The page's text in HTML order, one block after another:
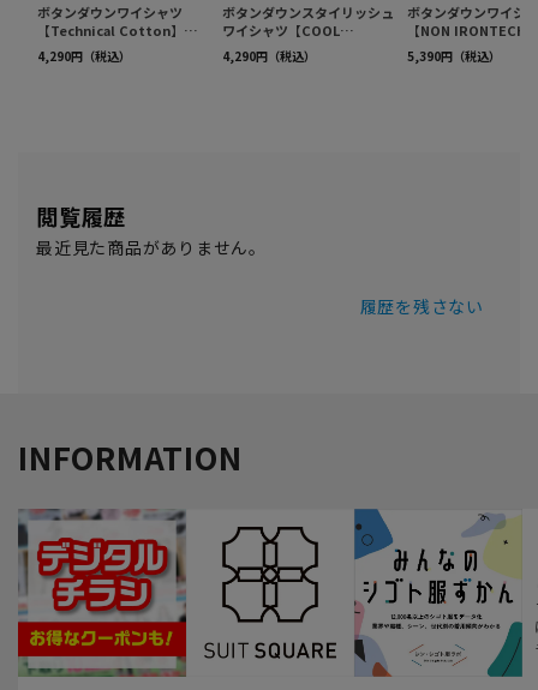
閲覧履歴
最近見た商品がありません。
履歴を残さない
INFORMATION